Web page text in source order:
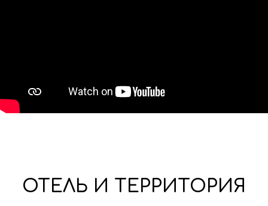
ОТЕЛЬ И ТЕРРИТОРИЯ